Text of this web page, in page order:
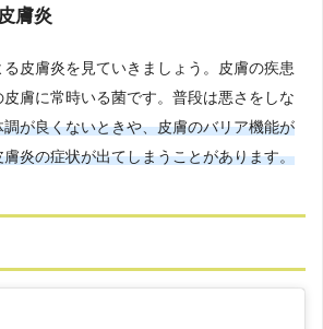
膚炎
皮膚炎を見ていきましょう。皮膚の疾患
膚に常時いる菌です。普段は悪さをしな
調が良くないときや、皮膚のバリア機能が
炎の症状が出てしまうことがあります。